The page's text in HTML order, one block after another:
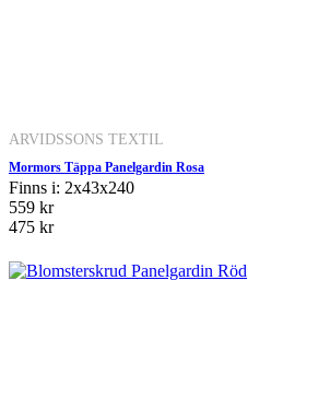
ARVIDSSONS TEXTIL
Mormors Täppa Panelgardin Rosa
Finns i: 2x43x240
559 kr
475 kr